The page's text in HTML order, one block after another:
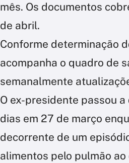
mês. Os documentos
de abril.
Conforme determinação
acompanha o quadro de
semanalmente
O ex-presidente passou
dias em 27 de março
decorrente de um
alimentos pelo pulmão